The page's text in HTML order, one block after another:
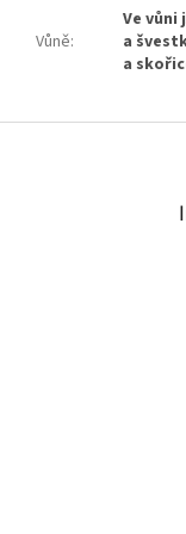
Vůně:
Ve
a
a